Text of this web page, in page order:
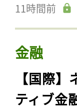
11時間前
金融
【国際
ティブ金